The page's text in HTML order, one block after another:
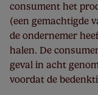
consument het
(een gemachtigde
de ondernemer
halen. De
geval in acht
voordat de